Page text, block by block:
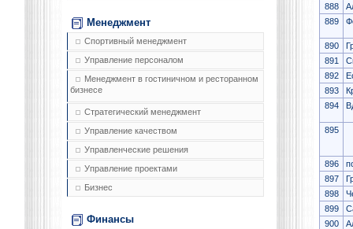
Менеджмент
Спортивный менеджмент
Управление персоналом
Менеджмент в гостиничном и ресторанном
бизнесе
Стратегический менеджмент
Управление качеством
Управленческие решения
Управление проектами
Бизнес
Финансы
888
889
890
891
892
893
894
895
896
897
898
899
900